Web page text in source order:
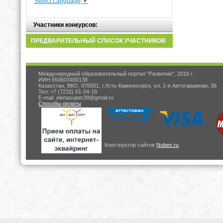
Участники конкурсов:
ПРЕДВАРИТЕЛЬНЫЙ СПИСОК УЧАСТНИКОВ
Международный образовательный портал "Развитие", 2016 г.
ИИН 650603400138
Казахстан, ВКО, 070001, г.Усть-Каменогорск, ул. 1-я Автогаражная, 36
Тел: +7 (7232) 51-24-18
E-mail: elenasuper28@gmail.ru
Способы оплаты
Конструктор сайтов Nubex.ru